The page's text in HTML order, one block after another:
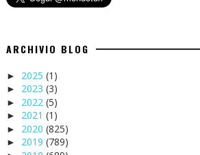
ARCHIVIO BLOG
► 2025 (1)
► 2023 (3)
► 2022 (5)
► 2021 (1)
► 2020 (825)
► 2019 (789)